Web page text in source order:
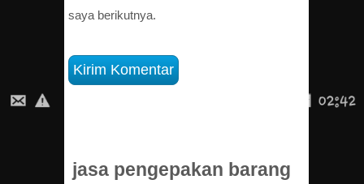
saya berikutnya.
jasa pengepakan barang